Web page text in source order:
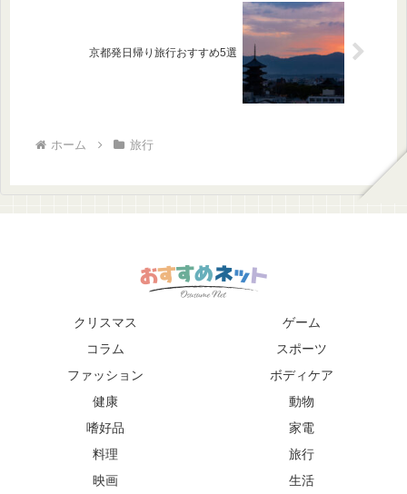
ーは、東京の街を一望で
きる素晴らしい場所で
す。東京タワーに登る
と、東京の街の美しさに
感動することでしょう。
東京タワーのブログ記事
イド [無効な URL を削除
東京タワーのレストラン
[無効な URL を削除しま
した] 東京タワーのショ
ップ [無効な URL を削除
イベント [無効な URL を
削除しました] 東京タワ
は、東京を代表するラン
ドマークです。東京タワ
ーは、東京の街を一望で
きる展望台や、レストラ
ン、ショップなどが併設
京都発日帰り旅行おすすめ5選
ホーム 旅行
クリスマス
ゲーム
コラム
スポーツ
ファッション
ボディケア
健康
動物
嗜好品
家電
料理
旅行
映画
生活